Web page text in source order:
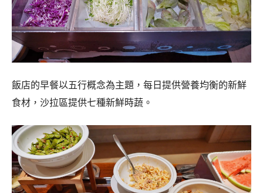
飯店的早餐以五行概念為主題 ，每日提供營養均衡的新鮮
食材，沙拉區提供七種新鮮時蔬。